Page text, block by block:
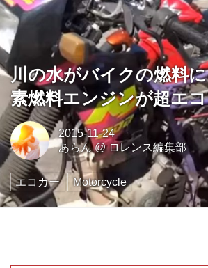
川の水がバイクの燃料
素燃料エンジンが超エ
2015-11-24
あらん@ロレンス編集部
エコカー Motorcycle